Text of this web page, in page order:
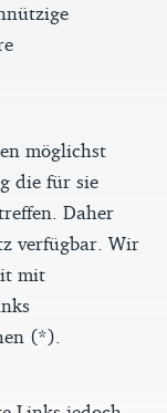
möglichst
die für sie
Daher
verfügbar. Wir
mit
(*).